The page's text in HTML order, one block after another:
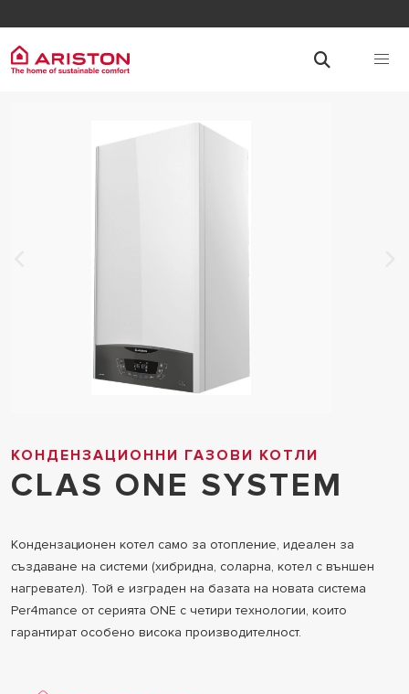
КОНДЕНЗАЦИОННИ ГАЗОВИ КОТЛИ
CLAS ONE SYSTEM
Кондензационен котел само за отопление, идеален за
създаване на системи (хибридна, соларна, котел с външен
нагревател). Той е изграден на базата на новата система
Per4mance от серията ONE с четири технологии, които
гарантират особено висока производителност.